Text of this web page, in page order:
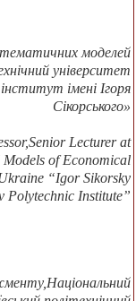
моделей
університет
імені Ігоря
Сікорського»
Lecturer at
of Economical
“Igor Sikorsky
Polytechnic Institute”